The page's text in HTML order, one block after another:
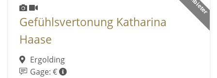
Gefühlsvertonung Katharina
Haase
Ergolding
Gage: €